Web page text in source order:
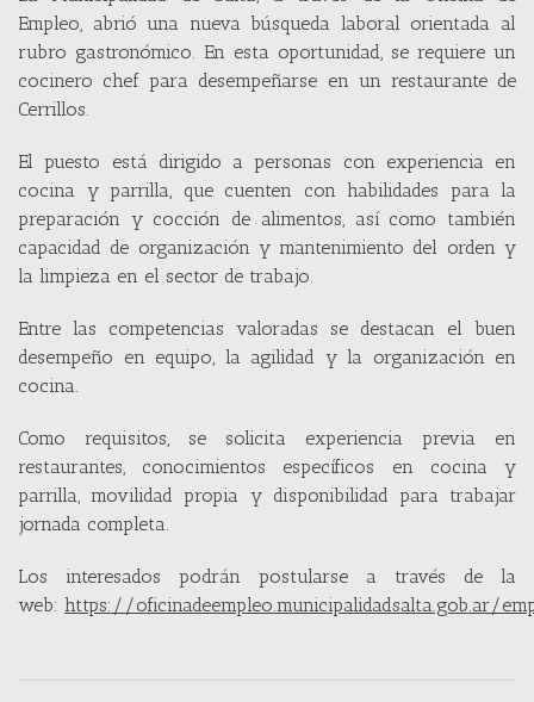
Empleo, abrió una nueva búsqueda laboral orientada al
rubro gastronómico. En esta oportunidad, se requiere un
cocinero chef para desempeñarse en un restaurante de
Cerrillos.
El puesto está dirigido a personas con experiencia en
cocina y parrilla, que cuenten con habilidades para la
preparación y cocción de alimentos, así como también
capacidad de organización y mantenimiento del orden y
la limpieza en el sector de trabajo.
Entre las competencias valoradas se destacan el buen
desempeño en equipo, la agilidad y la organización en
cocina.
Como requisitos, se solicita experiencia previa en
restaurantes, conocimientos específicos en cocina y
parrilla, movilidad propia y disponibilidad para trabajar
jornada completa.
Los interesados podrán postularse a través de la
web: https://oficinadeempleo.municipalidadsalta.gob.ar/